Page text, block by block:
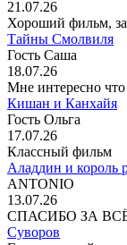
21.07.26
Хороший фильм,
Тайны Смолвиля
Гость Саша
18.07.26
Мне интересно
Кишан и Канхайя
Гость Ольга
17.07.26
Классный фильм
Аладдин и король
ANTONIO
13.07.26
СПАСИБО ЗА
Суворов